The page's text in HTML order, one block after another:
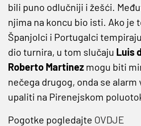
bili puno odlučniji i žešći.
njima na koncu bio isti. Ako je
Španjolci i Portugalci
dio turnira, u tom slučaju Luis
Roberto Martinez mogu biti
nečega drugog, onda se alarm
upaliti na Pirenejskom
Pogotke pogledajte OVDJE